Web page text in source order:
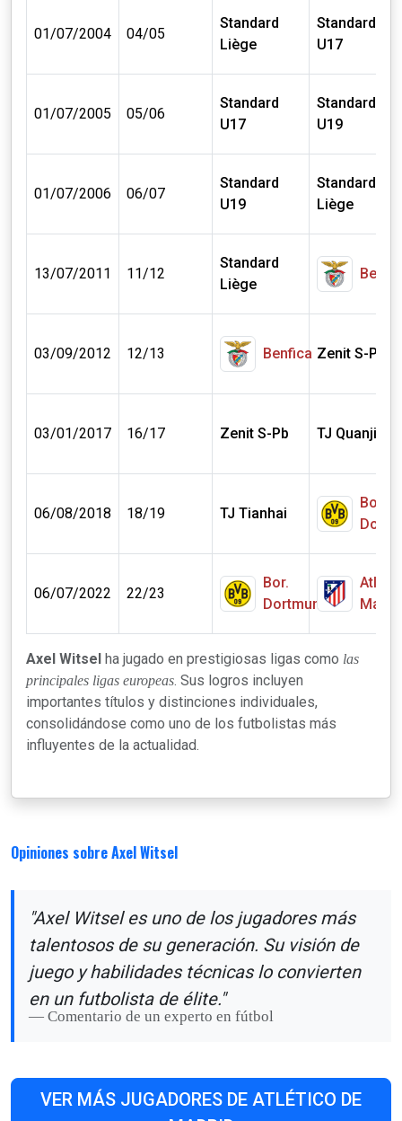
01/07/2004 04/05
Standard
Liège
Standard
U17
01/07/2005 05/06
Standard
U17
Standard
U19
01/07/2006 06/07
Standard
U19
Standard
Liège
13/07/2011 11/12
Standard
Liège
03/09/2012 12/13 Benfica Zenit S-Pb
03/01/2017 16/17 Zenit S-Pb TJ Quanjian
06/08/2018 18/19 TJ Tianhai
Bor.
06/07/2022 22/23
Bor.
Dortmund
Axel Witsel ha jugado en prestigiosas ligas como las
principales ligas europeas. Sus logros incluyen
importantes títulos y distinciones individuales,
consolidándose como uno de los futbolistas más
influyentes de la actualidad.
Opiniones sobre Axel Witsel
"Axel Witsel es uno de los jugadores más
talentosos de su generación. Su visión de
juego y habilidades técnicas lo convierten
en un futbolista de élite."
Comentario de un experto en fútbol
VER MÁS JUGADORES DE ATLÉTICO DE